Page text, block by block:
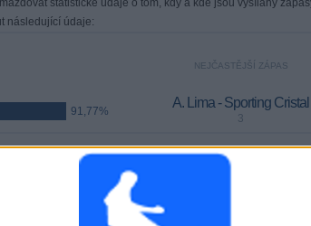
statistické údaje o tom, kdy a kde jsou vysílány
následující údaje:
91,77%
NEJČASTĚJŠÍ ZÁPAS
A. Lima - Sporting Cristal
3
POSLEDNÍ PLACENÝ ZÁPAS
Cienciano - U. de Deportes
03.08.2026 Liga 1 por Fanatiz